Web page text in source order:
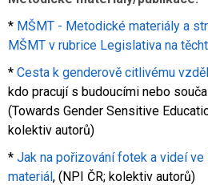
* MŠMT - Metodické materiály a
MŠMT v rubrice Legislativa na
* Cesta k genderově citlivému
kdo pracují s budoucími nebo
(Towards Gender Sensitive
kolektiv autorů)
* Jak na pořizování fotek a videí
materiál, (NPI ČR; kolektiv autorů)